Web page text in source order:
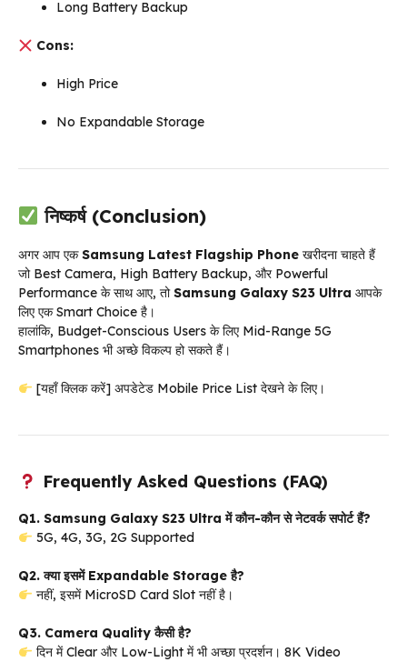
Long Battery Backup
Cons:
High Price
No Expandable Storage
निष्कर्ष (Conclusion)
अगर आप एकSamsung Latest Flagship Phone खरीदना चाहते हैं
जो Best Camera, High Battery Backup, और Powerful
Performance के साथ आए, तोSamsung Galaxy S23 Ultra आपके
लिए एक Smart Choice है।
हालांकि, Budget-Conscious Users के लिए Mid-Range 5G
Smartphones भी अच्छे विकल्प हो सकते हैं।
[यहाँ क्लिक करें] अपडेटेड Mobile Price List देखने के लिए।
Frequently Asked Questions (FAQ)
Q1. Samsung Galaxy S23 Ultra में कौन-कौन से नेटवर्क सपोर्ट हैं?
5G, 4G, 3G, 2G Supported
Q2. क्या इसमें Expandable Storage है?
नहीं, इसमें MicroSD Card Slot नहीं है।
Q3. Camera Quality कैसी है?
दिन में Clear और Low-Light में भी अच्छा प्रदर्शन। 8K Video